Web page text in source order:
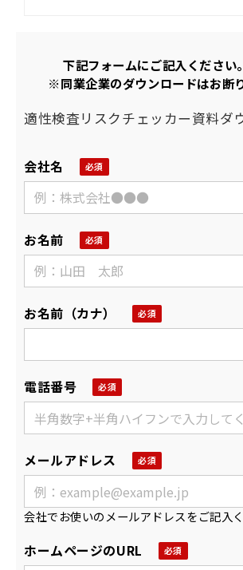
下記フォームにご記入ください
※同業企業のダウンロードはお断
適性検査リスクチェッカー資料ダ
会社名
お名前
お名前（カナ）
電話番号
メールアドレス
会社でお使いのメールアドレスをご記入く
ホームページのURL